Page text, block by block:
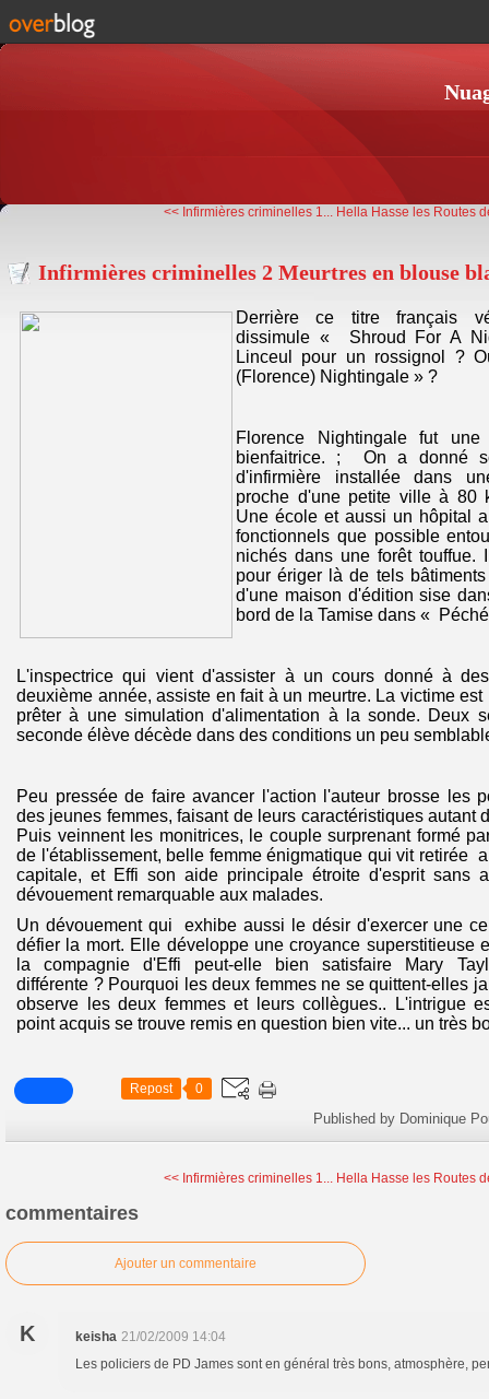
<< Infirmières criminelles 1... Hella Hasse les Routes
Infirmières criminelles 2 Meurtres en blouse
Derrière ce titre français
dissimule « Shroud For A
Linceul pour un rossignol ?
(Florence) Nightingale » ?
Florence Nightingale fut
bienfaitrice. ; On a donné
d'infirmière installée dans
proche d'une petite ville à 80
Une école et aussi un hôpital
fonctionnels que possible
nichés dans une forêt
pour ériger là de tels
d'une maison d'édition sise
bord de la Tamise dans «
L'inspectrice qui vient d'assister à un cours donné à
deuxième année, assiste en fait à un meurtre. La victime
prêter à une simulation d'alimentation à la sonde. Deux
seconde élève décède dans des conditions un peu
Peu pressée de faire avancer l'action l'auteur brosse les
des jeunes femmes, faisant de leurs caractéristiques autant
Puis veinnent les monitrices, le couple surprenant formé
de l'établissement, belle femme énigmatique qui vit retirée
capitale, et Effi son aide principale étroite d'esprit sans
dévouement remarquable aux malades.
Un dévouement qui exhibe aussi le désir d'exercer une
défier la mort. Elle développe une croyance superstitieuse
la compagnie d'Effi peut-elle bien satisfaire Mary
différente ? Pourquoi les deux femmes ne se quittent-elles
observe les deux femmes et leurs collègues.. L'intrigue
point acquis se trouve remis en question bien vite... un très
Repost 0
Published by Dominique
<< Infirmières criminelles 1... Hella Hasse les Routes
commentaires
Ajouter un commentaire
K keisha 21/02/2009 14:04
Les policiers de PD James sont en général très bons, atmosphère,